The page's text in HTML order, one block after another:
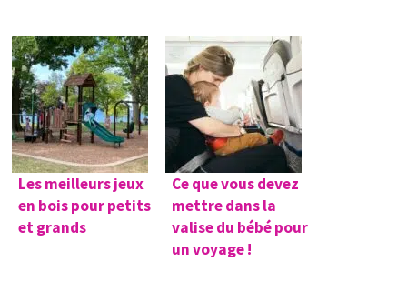
Les meilleurs jeux
en bois pour petits
et grands
Ce que vous devez
mettre dans la
valise du bébé pour
un voyage !